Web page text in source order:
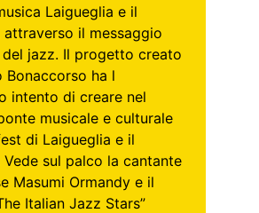
Laigueglia e il
attraverso il messaggio
del jazz. Il progetto creato
Bonaccorso ha l
intento di creare nel
musicale e culturale
di Laigueglia e il
Vede sul palco la cantante
Masumi Ormandy e il
Italian Jazz Stars”